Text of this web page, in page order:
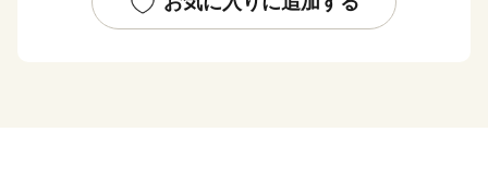
町の名前は、平安時代に源氏の棟梁･源義家が前九年の